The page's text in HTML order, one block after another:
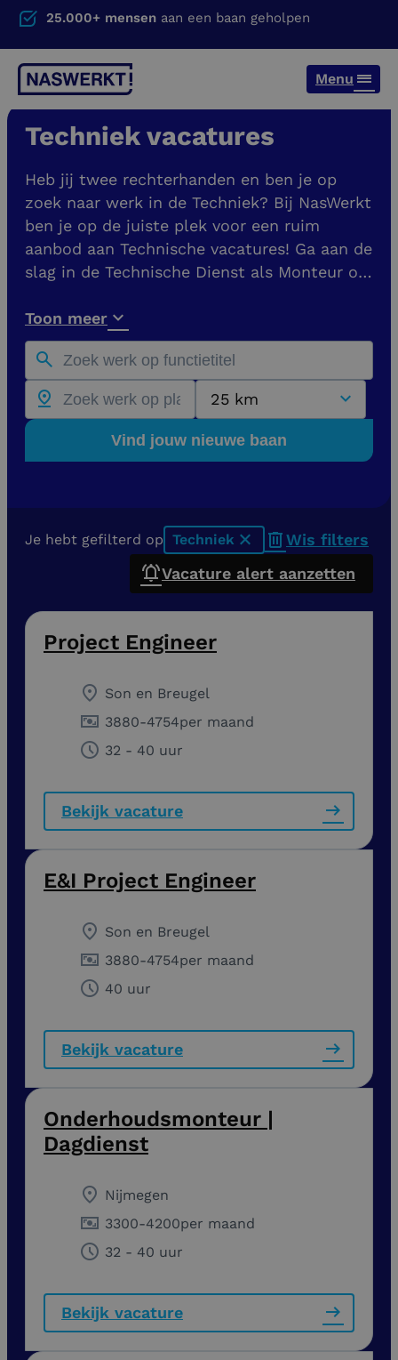
25.000+ mensen aan een baan geholpen
Menu
Techniek vacatures
Heb jij twee rechterhanden en ben je op
zoek naar werk in de Techniek? Bij NasWerkt
ben je op de juiste plek voor een ruim
aanbod aan Technische vacatures! Ga aan de
slag in de Technische Dienst als Monteur of
Storingsmonteur. Je vindt hier vacatures bij
opdrachtgevers in heel Nederland, zoals in
Nijmegen, Arnhem, Eindhoven en Den Bosch.
Toon meer
25 km
Vind jouw nieuwe baan
Je hebt gefilterd op Techniek
Wis filters
Vacature alert aanzetten
Project Engineer
Son en Breugel
3880-4754per maand
32 - 40 uur
Bekijk vacature
E&I Project Engineer
Son en Breugel
3880-4754per maand
40 uur
Bekijk vacature
Onderhoudsmonteur |
Dagdienst
Nijmegen
3300-4200per maand
32 - 40 uur
Bekijk vacature